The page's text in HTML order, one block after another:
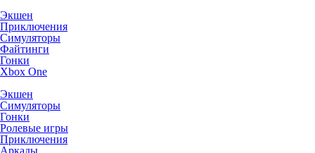
Экшен
Приключения
Симуляторы
Файтинги
Гонки
Xbox One
Экшен
Симуляторы
Гонки
Ролевые игры
Приключения
Аркады